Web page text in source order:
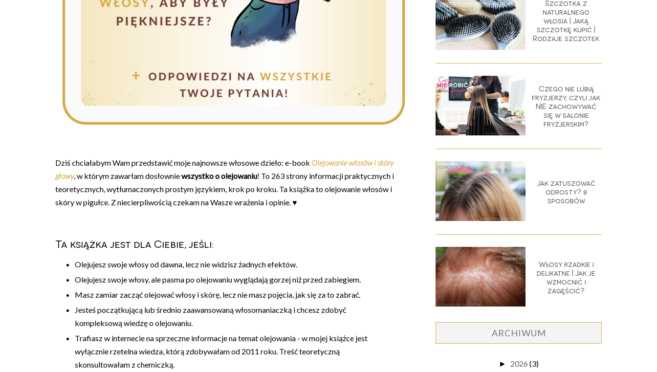
Dziś chciałabym Wam przedstawić moje najnowsze włosowe dzieło: e-book Olejowanie włosów i skóry
głowy, w którym zawarłam dosłowniewszystko o olejowaniu! To 263 strony informacji praktycznych i
teoretycznych, wytłumaczonych prostym językiem, krok po kroku. Ta książka to olejowanie włosów i
skóry w pigułce. Z niecierpliwością czekam na Wasze wrażenia i opinie. ♥
Ta książka jest dla Ciebie, jeśli:
Olejujesz swoje włosy od dawna, lecz nie widzisz żadnych efektów.
Olejujesz swoje włosy, ale pasma po olejowaniu wyglądają gorzej niż przed zabiegiem.
Masz zamiar zacząć olejować włosy i skórę, lecz nie masz pojęcia, jak się za to zabrać.
Jesteś początkującą lub średnio zaawansowaną włosomaniaczką i chcesz zdobyć
kompleksową wiedzę o olejowaniu.
Trafiasz w internecie na sprzeczne informacje na temat olejowania - w mojej książce jest
wyłącznie rzetelna wiedza, którą zdobywałam od 2011 roku. Treść teoretyczną
skonsultowałam z chemiczką.
Szczotka z
naturalnego
włosia | Jaką
szczotkę kupić |
Rodzaje szczotek
Czego nie lubią
fryzjerzy, czyli jak
NIE zachowywać
się w salonie
fryzjerskim?
Jak zatuszować
odrosty? 8
sposobów
Włosy rzadkie i
delikatne | Jak je
wzmocnić i
zagęścić?
ARCHIWUM
► 2026 (3)